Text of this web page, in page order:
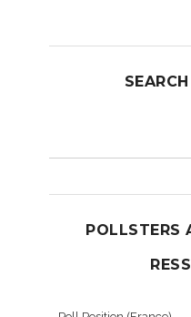
POLLSTERS